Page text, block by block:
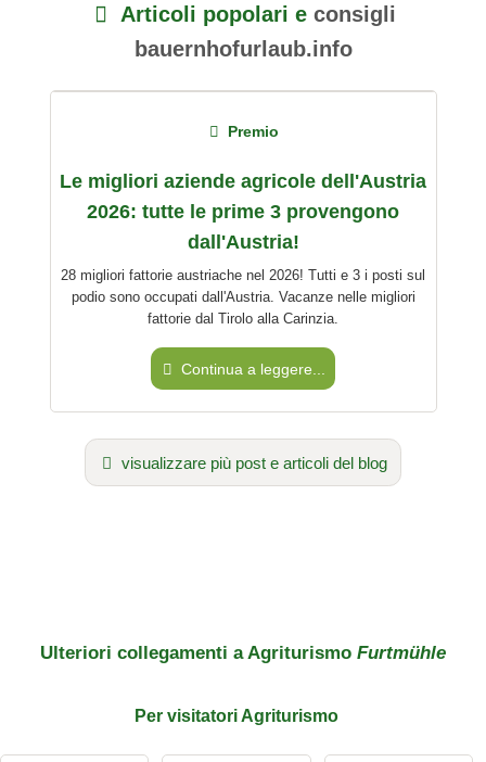
Cognome
Con la presente accetto i termini e le condizioni
Ho letto ladichiarazione sulla protezione dei dati .
porre una domanda pubblica Annulla
tieni presente che le domande pubbliche sono
Agriturismo
Articoli popolari e consigli
bauernhofurlaub.info
Le migliori aziende agricole dell'Austria
2026: tutte le prime 3 provengono
dall'Austria!
Premio
28 migliori fattorie austriache nel 2026! Tutti e 3 i posti sul
podio sono occupati dall'Austria. Vacanze nelle migliori
fattorie dal Tirolo alla Carinzia.
Continua a leggere...
visualizzare più post e articoli del blog
Ulteriori collegamenti a Agriturismo Furtmühle
Per visitatori Agriturismo